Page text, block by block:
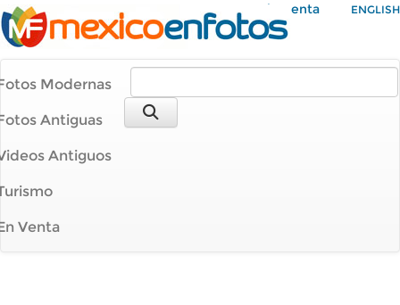
Mi Cuenta ENGLISH
Modernas
Antiguas
Antiguos
Venta